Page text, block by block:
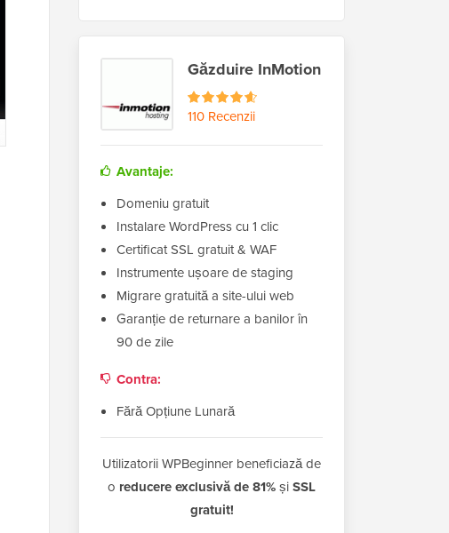
Găzduire InMotion
110 Recenzii
Avantaje:
Domeniu gratuit
Instalare WordPress cu 1 clic
Certificat SSL gratuit & WAF
Instrumente ușoare de staging
Migrare gratuită a site-ului web
Garanție de returnare a banilor în
90 de zile
Contra:
Fără Opțiune Lunară
Utilizatorii WPBeginner beneficiază de
o reducere exclusivă de 81%șiSSL
gratuit!